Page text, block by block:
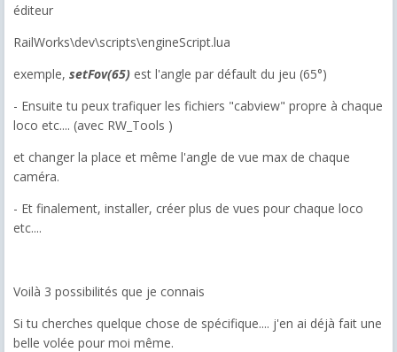
éditeur
RailWorks\dev\scripts\engineScript.lua
exemple, setFov(65) est l'angle par défault du jeu (65°)
- Ensuite tu peux trafiquer les fichiers "cabview" propre à chaque
loco etc.... (avec RW_Tools )
et changer la place et même l'angle de vue max de chaque
caméra.
- Et finalement, installer, créer plus de vues pour chaque loco
etc....
Voilà 3 possibilités que je connais
Si tu cherches quelque chose de spécifique.... j'en ai déjà fait une
belle volée pour moi même.